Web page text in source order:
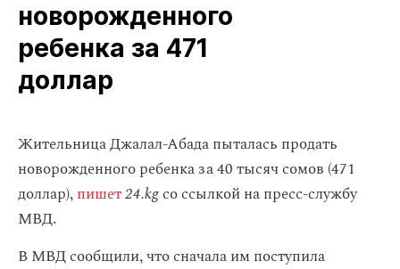
новорожденного
ребенка за 471
доллар
Жительница Джалал-Абада пыталась продать
новорожденного ребенка за 40 тысяч сомов (471
доллар),пишет24.kgсо ссылкой на пресс-службу
МВД.
В МВД сообщили, что сначала им поступила